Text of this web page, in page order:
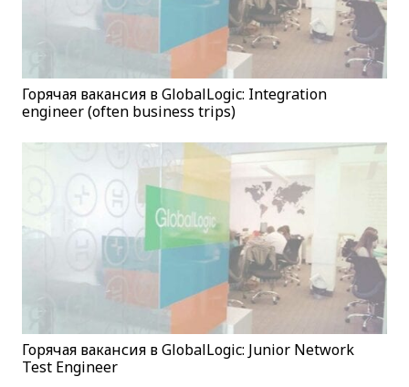
Горячая вакансия в GlobalLogic: Integration
engineer (often business trips)
Горячая вакансия в GlobalLogic: Junior Network
Test Engineer